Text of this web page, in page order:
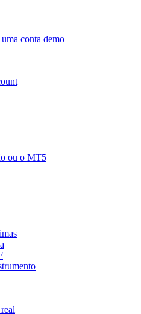
conta demo
ou o MT5